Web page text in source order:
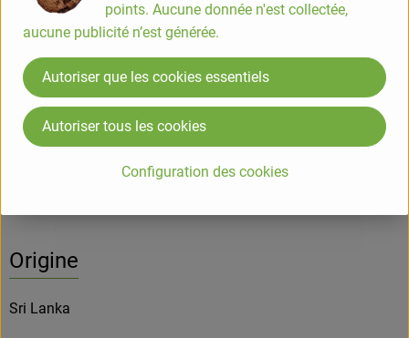
Info
Info
Informations sur les produits
Origine
Sri Lanka
points. Aucune donnée n'est collectée,
aucune publicité n’est générée.
Configuration des cookies
Autoriser que les cookies essentiels
Autoriser tous les cookies